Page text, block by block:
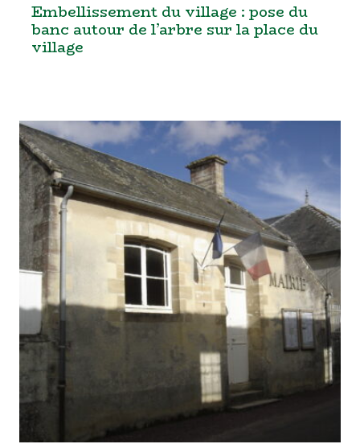
Embellissement du village : pose du
banc autour de l’arbre sur la place du
village